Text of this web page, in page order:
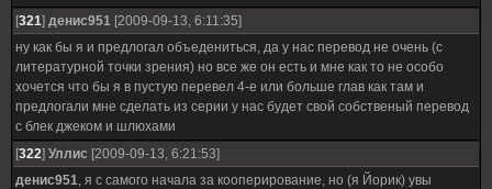
[321] денис951 [2009-09-13, 6:11:35]
ну как бы я и предлогал объедениться, да у нас перевод не очень (с
литературной точки зрения) но все же он есть и мне как то не особо
хочется что бы я в пустую перевел 4-е или больше глав как там и
предлогали мне сделать из серии у нас будет свой собственый перевод
с блек джеком и шлюхами
[322] Уллис [2009-09-13, 6:21:53]
денис951, я с самого начала за кооперирование, но (я Йорик) увы